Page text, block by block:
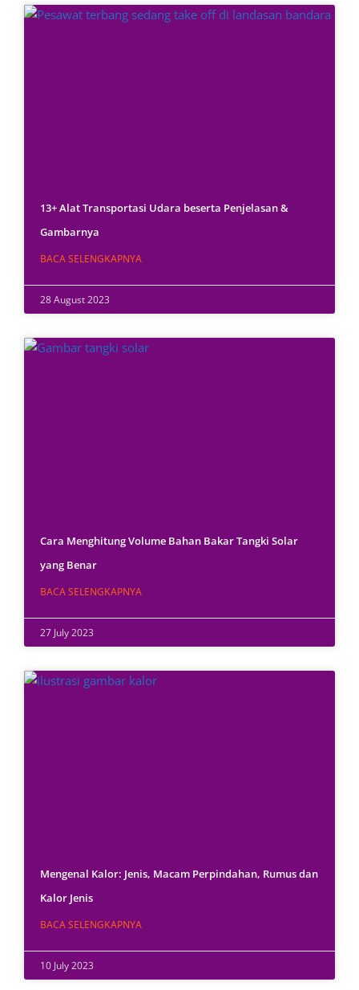
13+ Alat Transportasi Udara beserta Penjelasan &
Gambarnya
BACA SELENGKAPNYA
28 August 2023
Cara Menghitung Volume Bahan Bakar Tangki Solar
yang Benar
BACA SELENGKAPNYA
27 July 2023
Mengenal Kalor: Jenis, Macam Perpindahan, Rumus dan
Kalor Jenis
BACA SELENGKAPNYA
10 July 2023